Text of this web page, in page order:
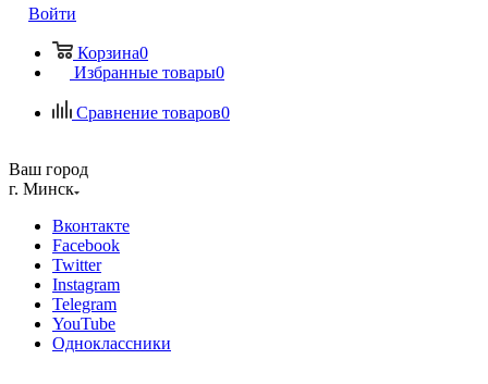
Войти
Корзина0
Избранные товары0
Сравнение товаров0
Ваш город
г. Минск
Вконтакте
Facebook
Twitter
Instagram
Telegram
YouTube
Одноклассники